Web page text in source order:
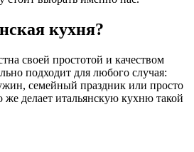
кухня?
своей простотой и качеством
подходит для любого случая:
семейный праздник или просто
же делает итальянскую кухню такой